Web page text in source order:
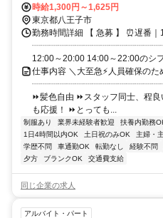
田駅」より徒歩20分／中央本線「
時給1,300円～1,625円
東京都八王子市
勤務時間詳細 【 急募 】 ⏰遅番
┈┈┈┈┈┈┈┈┈┈┈┈┈┈┈┈ ▶上
12:00～20:00 14:00～22:00の
仕事内容 ＼大至急⚡人員確保のた
┈┈┈┈┈┈┈┈┈┈┈┈┈┈┈┈┈┈
⏩髪色自由 ⏩スタッフ同士、程
も応援！ ⏩とっても...
制服あり 業界未経験者歓迎 扶養内勤務
1日4時間以内OK
土日祝のみOK 主婦・
学歴不問
車通勤OK 転勤なし 経験不問
夕方
ブランクOK 交通費支給
同じ企業の求人
アルバイト・パート